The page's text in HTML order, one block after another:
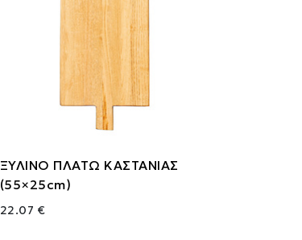
ΞΥΛΙΝΟ ΠΛΑΤΩ ΚΑΣΤΑΝΙΑΣ
(55×25cm)
22.07 €